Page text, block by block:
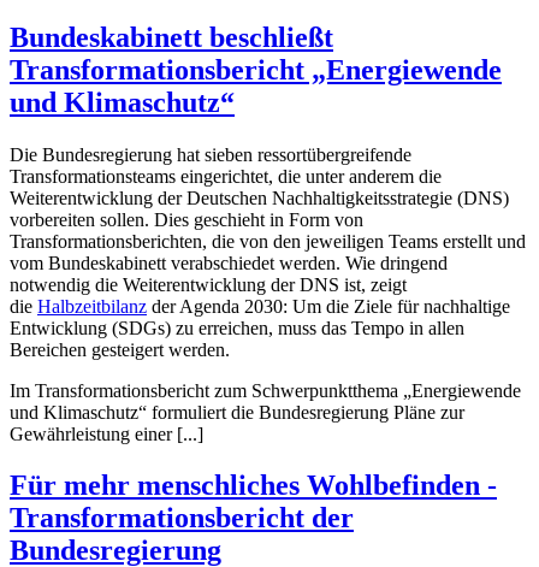
Bundeskabinett beschließt
Transformationsbericht „Energiewende
und Klimaschutz“
Die Bundesregierung hat sieben ressortübergreifende
Transformationsteams eingerichtet, die unter anderem die
Weiterentwicklung der Deutschen Nachhaltigkeitsstrategie (DNS)
vorbereiten sollen. Dies geschieht in Form von
Transformationsberichten, die von den jeweiligen Teams erstellt und
vom Bundeskabinett verabschiedet werden. Wie dringend
notwendig die Weiterentwicklung der DNS ist, zeigt
die Halbzeitbilanz der Agenda 2030: Um die Ziele für nachhaltige
Entwicklung (SDGs) zu erreichen, muss das Tempo in allen
Bereichen gesteigert werden.
Im Transformationsbericht zum Schwerpunktthema „Energiewende
und Klimaschutz“ formuliert die Bundesregierung Pläne zur
Gewährleistung einer [...]
Für mehr menschliches Wohlbefinden -
Transformationsbericht der
Bundesregierung